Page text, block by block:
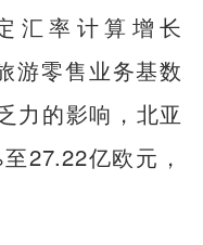
汇率计算增长
游零售业务基数
力的影响，北亚
27.22亿欧元，